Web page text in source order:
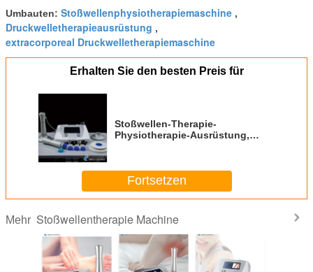
Umbauten: Stoßwellenphysiotherapiemaschine ,
Druckwelletherapieausrüstung ,
extracorporeal Druckwelletherapiemaschine
Erhalten Sie den besten Preis für
Stoßwellen-Therapie-
Physiotherapie-Ausrüstung,
Fortsetzen
Mehr Stoßwellentherapie Machine